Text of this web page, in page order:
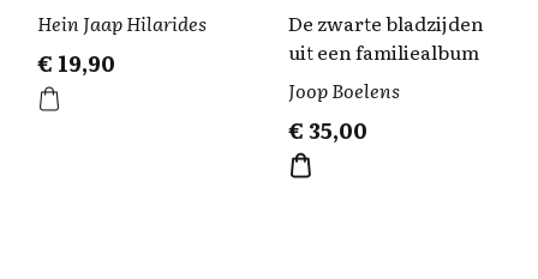
Hein Jaap Hilarides
€ 19,90
De zwarte bladzijden
uit een familiealbum
Joop Boelens
€35,00